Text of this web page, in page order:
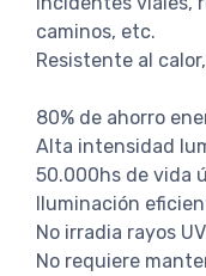
caminos, etc.
Resistente al
80% de ahorro
Alta intensidad
50.000hs de vida
Iluminación
No irradia rayos
No requiere